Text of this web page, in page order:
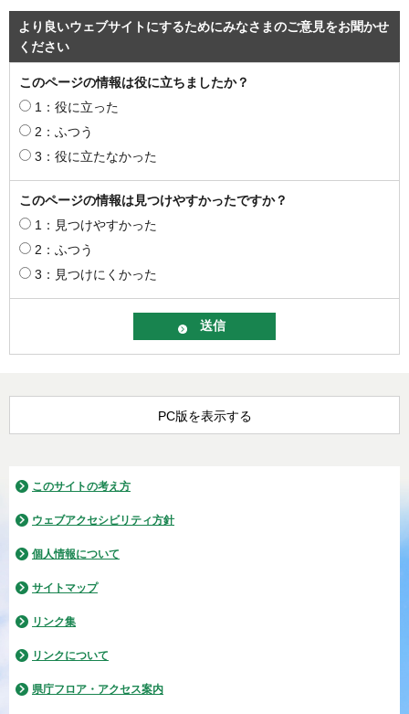
より良いウェブサイトにするためにみなさまのご意見をお聞かせ
ください
このページの情報は役に立ちましたか？
1：役に立った
2：ふつう
3：役に立たなかった
このページの情報は見つけやすかったですか？
1：見つけやすかった
2：ふつう
3：見つけにくかった
PC版を表示する
このサイトの考え方
ウェブアクセシビリティ方針
個人情報について
サイトマップ
リンク集
リンクについて
県庁フロア・アクセス案内